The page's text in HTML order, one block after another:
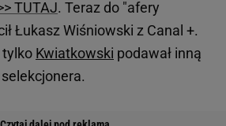
TUTAJ. Teraz do "afery
Łukasz Wiśniowski z Canal +.
tylko Kwiatkowski podawał inną